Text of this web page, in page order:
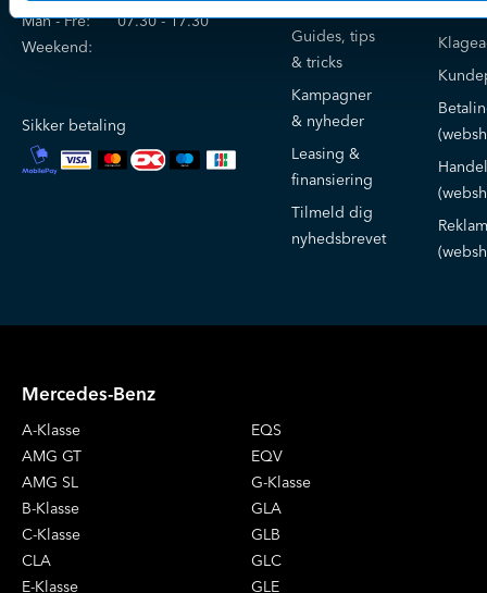
Man - Fre:
07.30 - 17.30
Weekend:
Sikker betaling
Guides, tips
& tricks
Kampagner
& nyheder
Leasing &
finansiering
Tilmeld dig
nyhedsbrevet
Mercedes-Benz
A-Klasse
AMG GT
AMG SL
B-Klasse
C-Klasse
CLA
E-Klasse
EQS
EQV
G-Klasse
GLA
GLB
GLC
GLE